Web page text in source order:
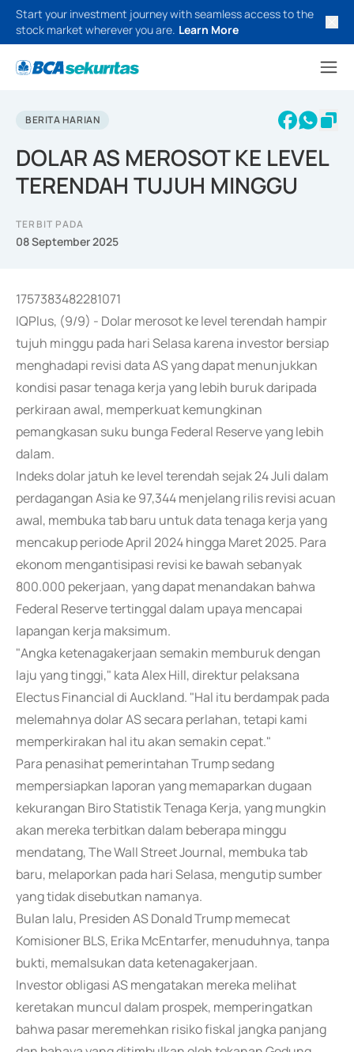
Start your investment journey with seamless access to the
stock market wherever you are. Learn More
BERITA HARIAN
DOLAR AS MEROSOT KE LEVEL
TERENDAH TUJUH MINGGU
TERBIT PADA
08 September 2025
1757383482281071
IQPlus, (9/9) - Dolar merosot ke level terendah hampir
tujuh minggu pada hari Selasa karena investor bersiap
menghadapi revisi data AS yang dapat menunjukkan
kondisi pasar tenaga kerja yang lebih buruk daripada
perkiraan awal, memperkuat kemungkinan
pemangkasan suku bunga Federal Reserve yang lebih
dalam.
Indeks dolar jatuh ke level terendah sejak 24 Juli dalam
perdagangan Asia ke 97,344 menjelang rilis revisi acuan
awal, membuka tab baru untuk data tenaga kerja yang
mencakup periode April 2024 hingga Maret 2025. Para
ekonom mengantisipasi revisi ke bawah sebanyak
800.000 pekerjaan, yang dapat menandakan bahwa
Federal Reserve tertinggal dalam upaya mencapai
lapangan kerja maksimum.
"Angka ketenagakerjaan semakin memburuk dengan
laju yang tinggi," kata Alex Hill, direktur pelaksana
Electus Financial di Auckland. "Hal itu berdampak pada
melemahnya dolar AS secara perlahan, tetapi kami
memperkirakan hal itu akan semakin cepat."
Para penasihat pemerintahan Trump sedang
mempersiapkan laporan yang memaparkan dugaan
kekurangan Biro Statistik Tenaga Kerja, yang mungkin
akan mereka terbitkan dalam beberapa minggu
mendatang, The Wall Street Journal, membuka tab
baru, melaporkan pada hari Selasa, mengutip sumber
yang tidak disebutkan namanya.
Bulan lalu, Presiden AS Donald Trump memecat
Komisioner BLS, Erika McEntarfer, menuduhnya, tanpa
bukti, memalsukan data ketenagakerjaan.
Investor obligasi AS mengatakan mereka melihat
keretakan muncul dalam prospek, memperingatkan
bahwa pasar meremehkan risiko fiskal jangka panjang